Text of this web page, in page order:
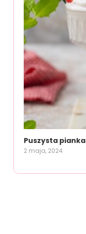
Puszysta pianka
2 maja, 2024